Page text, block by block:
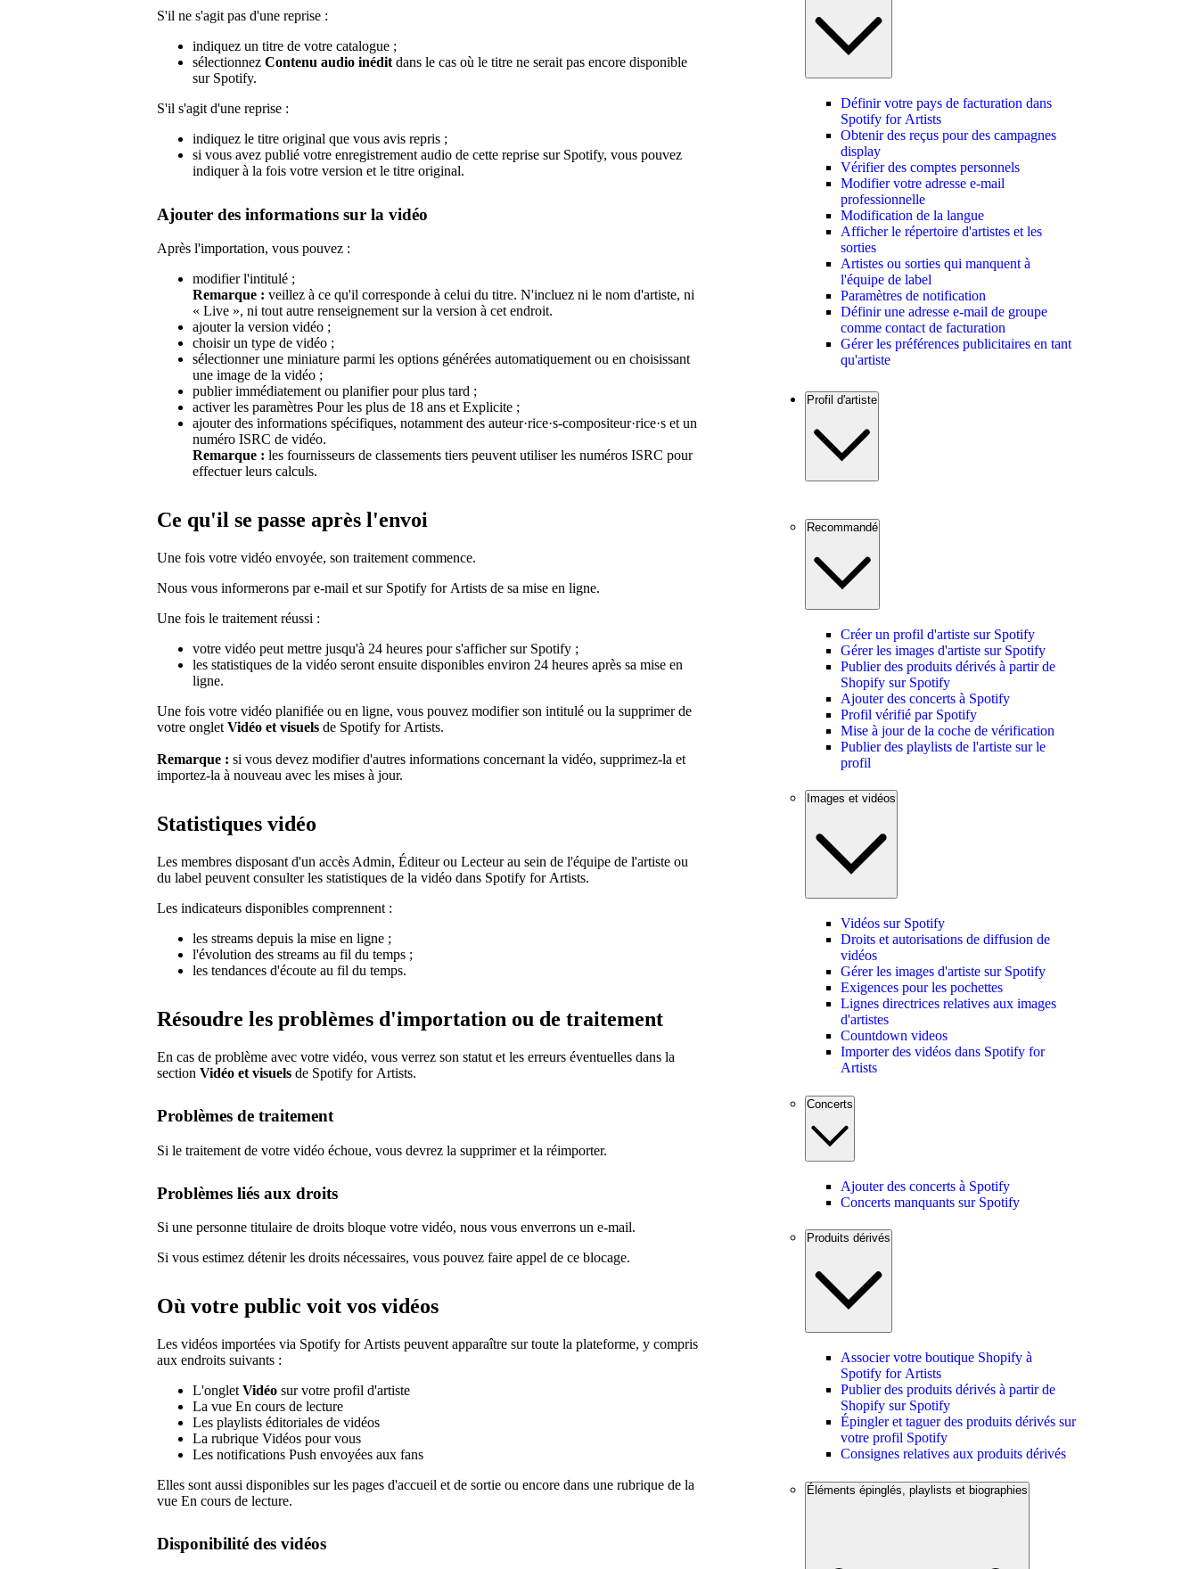
S'il ne s'agit pas d'une reprise :
indiquez un titre de votre catalogue ;
sélectionnez Contenu audio inéditdans le cas où le titre ne serait pas encore disponible
sur Spotify.
S'il s'agit d'une reprise :
indiquez le titre original que vous avis repris ;
si vous avez publié votre enregistrement audio de cette reprise sur Spotify, vous pouvez
indiquer à la fois votre version et le titre original.
Ajouter des informations sur la vidéo
Après l'importation, vous pouvez :
modifier l'intitulé ;
Remarque : veillez à ce qu'il corresponde à celui du titre. N'incluez ni le nom d'artiste, ni
« Live », ni tout autre renseignement sur la version à cet endroit.
ajouter la version vidéo ;
choisir un type de vidéo ;
sélectionner une miniature parmi les options générées automatiquement ou en choisissant
une image de la vidéo ;
publier immédiatement ou planifier pour plus tard ;
activer les paramètres Pour les plus de 18 ans et Explicite ;
ajouter des informations spécifiques, notamment des auteur·rice·s-compositeur·rice·s et un
numéro ISRC de vidéo.
Remarque : les fournisseurs de classements tiers peuvent utiliser les numéros ISRC pour
effectuer leurs calculs.
Ce qu'il se passe après l'envoi
Une fois votre vidéo envoyée, son traitement commence.
Nous vous informerons par e-mail et sur Spotify for Artists de sa mise en ligne.
Une fois le traitement réussi :
votre vidéo peut mettre jusqu'à 24 heures pour s'afficher sur Spotify ;
les statistiques de la vidéo seront ensuite disponibles environ 24 heures après sa mise en
ligne.
Une fois votre vidéo planifiée ou en ligne, vous pouvez modifier son intitulé ou la supprimer de
votre onglet Vidéo et visuels de Spotify for Artists.
Remarque : si vous devez modifier d'autres informations concernant la vidéo, supprimez-la et
importez-la à nouveau avec les mises à jour.
Statistiques vidéo
Les membres disposant d'un accès Admin, Éditeur ou Lecteur au sein de l'équipe de l'artiste ou
du label peuvent consulter les statistiques de la vidéo dans Spotify for Artists.
Les indicateurs disponibles comprennent :
les streams depuis la mise en ligne ;
l'évolution des streams au fil du temps ;
les tendances d'écoute au fil du temps.
Résoudre les problèmes d'importation ou de traitement
En cas de problème avec votre vidéo, vous verrez son statut et les erreurs éventuelles dans la
section Vidéo et visuels de Spotify for Artists.
Problèmes de traitement
Si le traitement de votre vidéo échoue, vous devrez la supprimer et la réimporter.
Problèmes liés aux droits
Si une personne titulaire de droits bloque votre vidéo, nous vous enverrons un e-mail.
Si vous estimez détenir les droits nécessaires, vous pouvez faire appel de ce blocage.
Où votre public voit vos vidéos
Les vidéos importées via Spotify for Artists peuvent apparaître sur toute la plateforme, y compris
aux endroits suivants :
L'onglet Vidéo sur votre profil d'artiste
La vue En cours de lecture
Les playlists éditoriales de vidéos
La rubrique Vidéos pour vous
Les notifications Push envoyées aux fans
Elles sont aussi disponibles sur les pages d'accueil et de sortie ou encore dans une rubrique de la
vue En cours de lecture.
Disponibilité des vidéos
Définir votre pays de facturation dans
Spotify for Artists
Obtenir des reçus pour des campagnes
display
Vérifier des comptes personnels
Modifier votre adresse e-mail
professionnelle
Modification de la langue
Afficher le répertoire d'artistes et les
sorties
Artistes ou sorties qui manquent à
l'équipe de label
Paramètres de notification
Définir une adresse e-mail de groupe
comme contact de facturation
Gérer les préférences publicitaires en tant
qu'artiste
Profil d'artiste
Recommandé
Créer un profil d'artiste sur Spotify
Gérer les images d'artiste sur Spotify
Publier des produits dérivés à partir de
Shopify sur Spotify
Ajouter des concerts à Spotify
Profil vérifié par Spotify
Mise à jour de la coche de vérification
Publier des playlists de l'artiste sur le
profil
Images et vidéos
Vidéos sur Spotify
Droits et autorisations de diffusion de
vidéos
Gérer les images d'artiste sur Spotify
Exigences pour les pochettes
Lignes directrices relatives aux images
d'artistes
Countdown videos
Importer des vidéos dans Spotify for
Artists
Concerts
Ajouter des concerts à Spotify
Concerts manquants sur Spotify
Produits dérivés
Associer votre boutique Shopify à
Spotify for Artists
Publier des produits dérivés à partir de
Shopify sur Spotify
Épingler et taguer des produits dérivés sur
votre profil Spotify
Consignes relatives aux produits dérivés
Éléments épinglés, playlists et biographies